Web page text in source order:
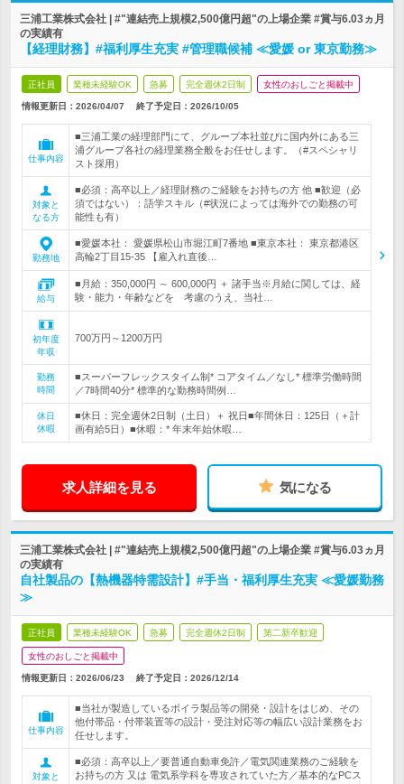
三浦工業株式会社 | #"連結売上規模2,500億円超"の上場企業 #賞与6.03ヵ月
の実績有
【経理財務】#福利厚生充実 #管理職候補 ≪愛媛 or 東京勤務≫
正社員 業種未経験OK 急募 完全週休2日制 女性のおしごと掲載中
情報更新日：2026/04/07 終了予定日： 2026/10/05
仕事内容
■三浦工業の経理部門にて、グループ本社並びに国内外にある三
浦グループ各社の経理業務全般をお任せします。（#スペシャリ
スト採用）
対象と
なる方
■必須：高卒以上／経理財務のご経験をお持ちの方 他 ■歓迎（必
須ではない）：語学スキル（#状況によっては海外での勤務の可
能性も有）
勤務地
■愛媛本社： 愛媛県松山市堀江町7番地 ■東京本社： 東京都港区
高輪2丁目15-35 【雇入れ直後…
給与
■月給：350,000円 ～ 600,000円 ＋ 諸手当※月給に関しては、経
験・能力・年齢などを 考慮のうえ、当社…
初年度
年収
700万円～1200万円
勤務
時間
■スーパーフレックスタイム制* コアタイム／なし* 標準労働時間
／7時間40分* 標準的な勤務時間例…
休日
休暇
■休日：完全週休2日制（土日）＋ 祝日■年間休日：125日（＋計
画有給5日）■休暇：* 年末年始休暇…
求人詳細を見る 気になる
三浦工業株式会社 | #"連結売上規模2,500億円超"の上場企業 #賞与6.03ヵ月
の実績有
自社製品の【熱機器特需設計】#手当・福利厚生充実 ≪愛媛勤務
≫
正社員 業種未経験OK 急募 完全週休2日制 第二新卒歓迎
女性のおしごと掲載中
情報更新日：2026/06/23 終了予定日： 2026/12/14
仕事内容
■当社が製造しているボイラ製品等の開発・設計をはじめ、その
他付帯品・付帯装置等の設計・受注対応等の幅広い設計業務をお
任せします。
対象と
■必須：高卒以上／要普通自動車免許／電気関連業務のご経験を
お持ちの方 又は 電気系学科を専攻されていた方／基本的なPCス